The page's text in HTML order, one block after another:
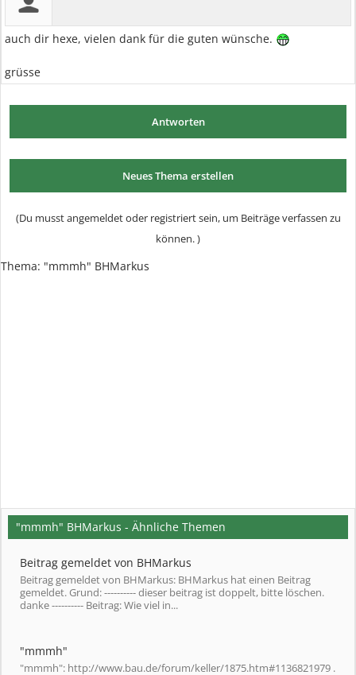
auch dir hexe, vielen dank für die guten wünsche.
grüsse
Antworten
Neues Thema erstellen
(Du musst angemeldet oder registriert sein, um Beiträge verfassen zu
können. )
Thema: "mmmh" BHMarkus
"mmmh" BHMarkus - Ähnliche Themen
Beitrag gemeldet von BHMarkus
Beitrag gemeldet von BHMarkus: BHMarkus hat einen Beitrag
gemeldet. Grund: ---------- dieser beitrag ist doppelt, bitte löschen.
danke ---------- Beitrag: Wie viel in...
"mmmh"
"mmmh": http://www.bau.de/forum/keller/1875.htm#1136821979 .